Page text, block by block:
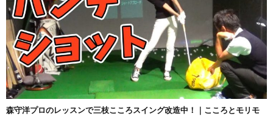
森守洋プロのレッスンで三枝こころスイング改造中！｜こころとモリモ